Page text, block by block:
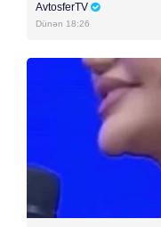
AvtosferTV
Dünən 18:26